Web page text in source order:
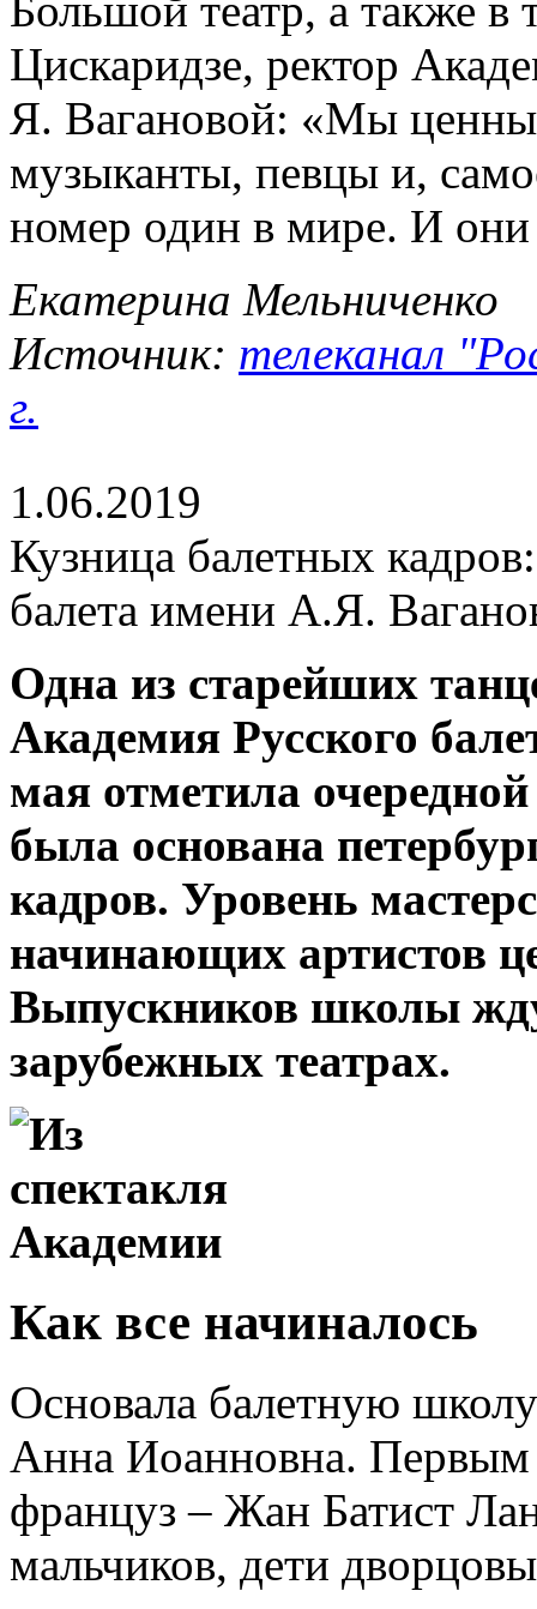
Цискаридзе, ректор
Я. Вагановой: «Мы
музыканты, певцы и,
номер один в мире. И они
Екатерина Мельниченко
Источник: телеканал
г.
1.06.2019
Кузница балетных
балета имени А.Я.
Одна из старейших
Академия Русского
мая отметила
была основана
кадров. Уровень
начинающих артистов
Выпускников школы
зарубежных театрах.
Как все начиналось
Основала балетную
Анна Иоанновна.
француз – Жан Батист
мальчиков, дети